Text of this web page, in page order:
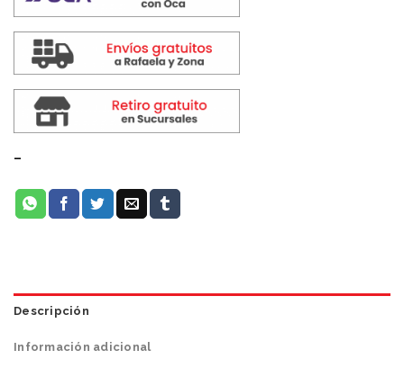
-
Descripción
Información adicional